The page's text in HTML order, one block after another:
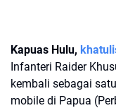
Kapuas Hulu,
Infanteri Raider
kembali sebagai
mobile di Papua